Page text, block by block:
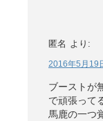
匿名 より:
2016年5月19
ブーストが
で頑張って
馬鹿の一つ